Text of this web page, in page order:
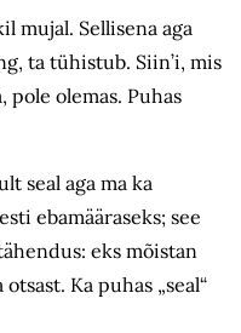
mujal. Sellisena aga
ta tühistub. Siin’i, mis
pole olemas. Puhas
seal aga ma ka
ebamääraseks; see
eks mõistan
Ka puhas „seal“